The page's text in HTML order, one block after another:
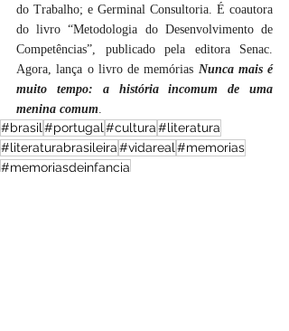
do Trabalho; e Germinal Consultoria. É coautora
do livro “Metodologia do Desenvolvimento de
Competências”, publicado pela editora Senac.
Agora, lança o livro de memórias Nunca mais é
muito tempo: a história incomum de uma
menina comum.
#brasil#portugal#cultura#literatura
#literaturabrasileira#vidareal#memorias
#memoriasdeinfancia